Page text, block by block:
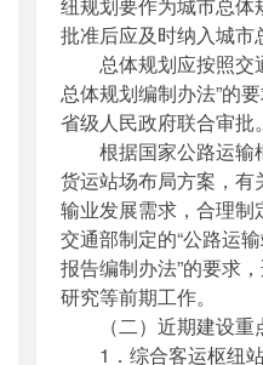
纽规划要作为城市总
批准后应及时纳入城市
总体规划应按照交
总体规划编制办法”的
省级人民政府联合审批。
根据国家公路运输
货运站场布局方案，
输业发展需求，合理制
交通部制定的“公路运
报告编制办法”的要求
研究等前期工作。
（二）近期建设重
1．综合客运枢纽站